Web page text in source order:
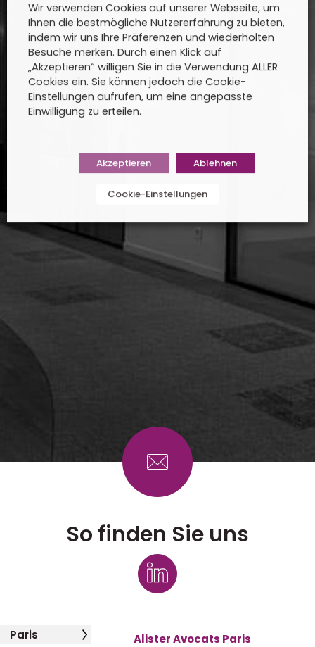
So finden Sie uns
Paris Alister Avocats Paris
Wir verwenden Cookies auf unserer Webseite, um
Ihnen die bestmögliche Nutzererfahrung zu bieten,
indem wir uns Ihre Präferenzen und wiederholten
Besuche merken. Durch einen Klick auf
„Akzeptieren“ willigen Sie in die Verwendung ALLER
Cookies ein. Sie können jedoch die Cookie-
Einstellungen aufrufen, um eine angepasste
Einwilligung zu erteilen.
Akzeptieren Ablehnen
Cookie-Einstellungen